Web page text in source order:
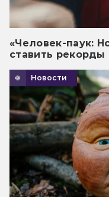
«Человек-паук:
ставить рекорды
Новости